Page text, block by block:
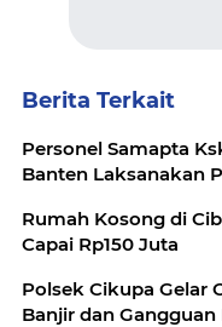
Berita Terkait
Personel Samapta
Banten Laksanakan
Rumah Kosong di
Capai Rp150 Juta
Polsek Cikupa Gelar
Banjir dan